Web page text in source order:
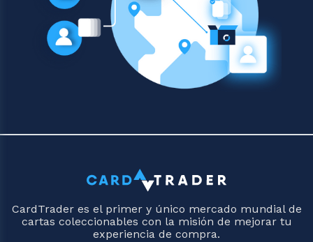
CardTrader es el primer y único mercado mundial de
cartas coleccionables con la misión de mejorar tu
experiencia de compra.